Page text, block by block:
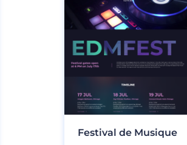
Festival de Musique